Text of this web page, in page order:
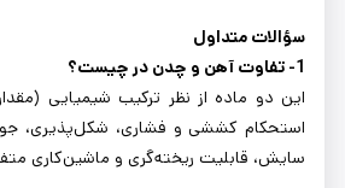
سؤالات متداول
1- تفاوت آهن و چدن در چیست؟
این دو ماده از نظر ترکیب شیمیایی
استحکام کششی و فشاری، شکل‌پذیری،
سایش، قابلیت ریخته‌گری و ماشین‌کاری